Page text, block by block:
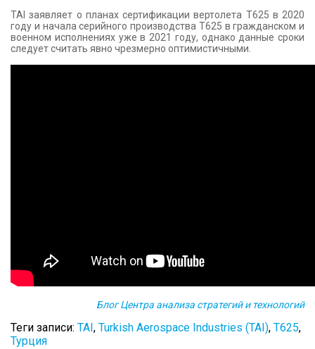
TAI заявляет о планах сертификации вертолета Т625 в 2020
году и начала серийного производства Т625 в гражданском и
военном исполнениях уже в 2021 году, однако данные сроки
следует считать явно чрезмерно оптимистичными.
Блог Центра анализа стратегий и технологий
Теги записи: TAI , Turkish Aerospace Industries (TAI), Т625,
Турция